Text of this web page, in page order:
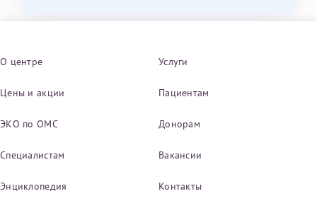
О центре Услуги
Цены и акции Пациентам
ЭКО по ОМС Донорам
Специалистам Вакансии
Энциклопедия Контакты